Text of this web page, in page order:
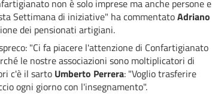
non è solo imprese ma anche persone e
Settimana di iniziative" ha commentatoAdriano
dei pensionati artigiani.
"Ci fa piacere l'attenzione di Confartigianato
le nostre associazioni sono moltiplicatori di
c'è il sarto Umberto Perrera: "Voglio trasferire
ogni giorno con l'insegnamento".